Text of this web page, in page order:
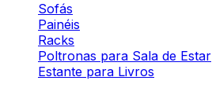
Sofás
Painéis
Racks
Poltronas para Sala de Estar
Estante para Livros